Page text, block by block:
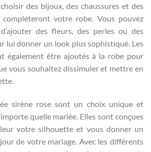
des bijoux, des chaussures et des
votre robe. Vous pouvez
des fleurs, des perles ou des
lui donner un look plus sophistiqué. Les
également être ajoutés à la robe pour
vous souhaitez dissimuler et mettre en
sirène rose sont un choix unique et
quelle mariée. Elles sont conçues
votre silhouette et vous donner un
de votre mariage. Avec les différents